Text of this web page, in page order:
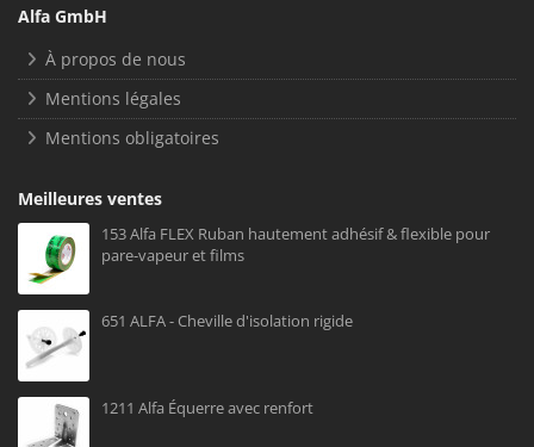
Alfa GmbH
À propos de nous
Mentions légales
Mentions obligatoires
Meilleures ventes
153 Alfa FLEX Ruban hautement adhésif & flexible pour
pare-vapeur et films
651 ALFA - Cheville d'isolation rigide
1211 Alfa Équerre avec renfort